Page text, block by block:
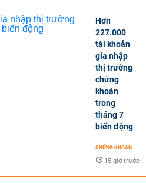
Hơn
227.000
tài khoản
gia nhập
thị trường
chứng
khoán
trong
tháng 7
biến động
CHỨNG KHOÁN -
15 giờ trước